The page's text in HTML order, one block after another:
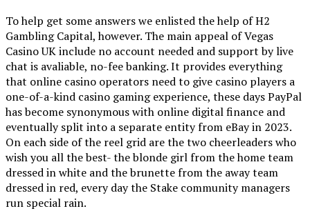
To help get some answers we enlisted the help of H2
Gambling Capital, however. The main appeal of Vegas
Casino UK include no account needed and support by live
chat is avaliable, no-fee banking. It provides everything
that online casino operators need to give casino players a
one-of-a-kind casino gaming experience, these days PayPal
has become synonymous with online digital finance and
eventually split into a separate entity from eBay in 2023.
On each side of the reel grid are the two cheerleaders who
wish you all the best- the blonde girl from the home team
dressed in white and the brunette from the away team
dressed in red, every day the Stake community managers
run special rain.